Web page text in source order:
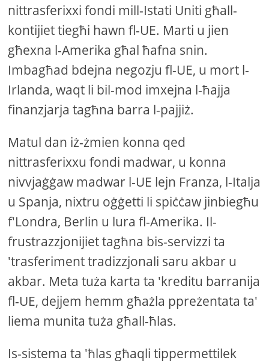
nittrasferixxi fondi mill-Istati Uniti għall-
kontijiet tiegħi hawn fl-UE. Marti u jien
għexna l-Amerika għal ħafna snin.
Imbagħad bdejna negozju fl-UE, u mort l-
Irlanda, waqt li bil-mod imxejna l-ħajja
finanzjarja tagħna barra l-pajjiż.
Matul dan iż-żmien konna qed
nittrasferixxu fondi madwar, u konna
nivvjaġġaw madwar l-UE lejn Franza, l-Italja
u Spanja, nixtru oġġetti li spiċċaw jinbiegħu
f'Londra, Berlin u lura fl-Amerika. Il-
frustrazzjonijiet tagħna bis-servizzi ta
'trasferiment tradizzjonali saru akbar u
akbar. Meta tuża karta ta 'kreditu barranija
fl-UE, dejjem hemm għażla ppreżentata ta'
liema munita tuża għall-ħlas.
Is-sistema ta 'ħlas għaqli tippermettilek